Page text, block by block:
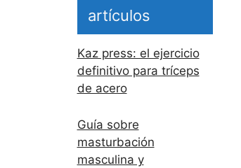
artículos
Kaz press: el ejercicio
definitivo para tríceps
de acero
Guía sobre
masturbación
masculina y